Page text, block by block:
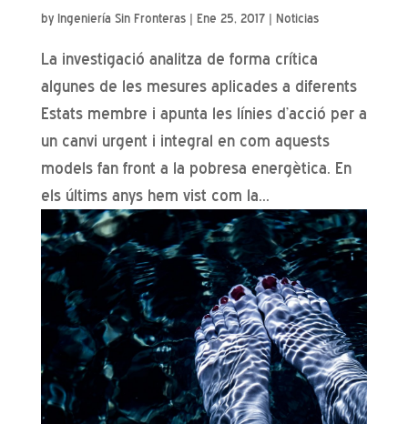
by Ingeniería Sin Fronteras| Ene 25, 2017| Noticias
La investigació analitza de forma crítica
algunes de les mesures aplicades a diferents
Estats membre i apunta les línies d’acció per a
un canvi urgent i integral en com aquests
models fan front a la pobresa energètica. En
els últims anys hem vist com la...